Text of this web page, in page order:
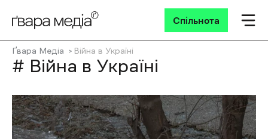
Спільнота
Ґвара Медіа Війна в Україні
# Війна в Україні